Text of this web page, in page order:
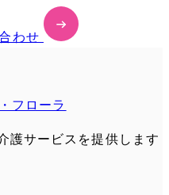
わせ
フローラ
護サービスを提供します